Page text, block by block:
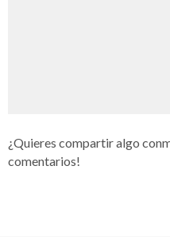
¿Quieres compartir algo
comentarios!